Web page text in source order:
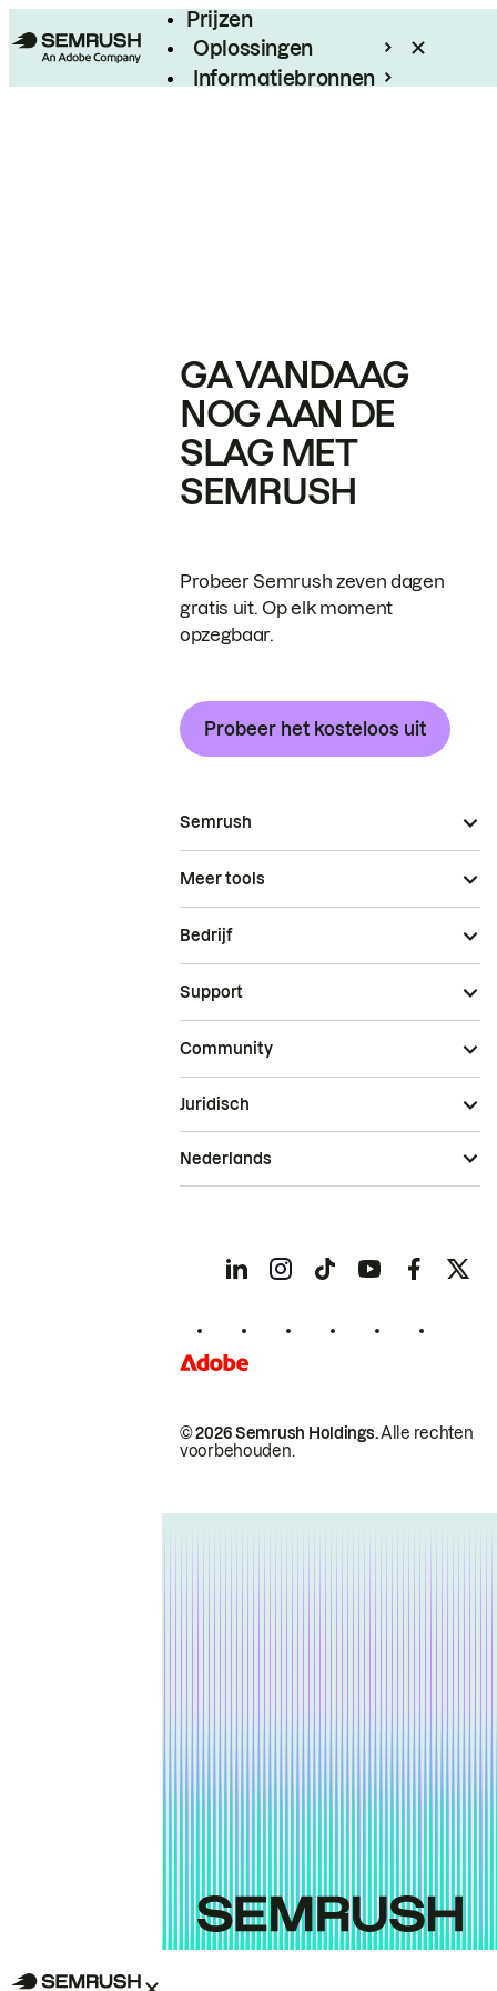
Prijzen
Oplossingen
Informatiebronnen
GA VANDAAG
NOG AAN DE
SLAG MET
SEMRUSH
Probeer Semrush zeven dagen
gratis uit. Op elk moment
opzegbaar.
Probeer het kosteloos uit
Semrush
Meer tools
Bedrijf
Support
Community
© 2026 Semrush Holdings.Alle rechten
voorbehouden.
Juridisch
Nederlands